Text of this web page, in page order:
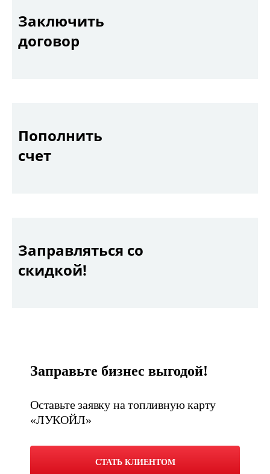
Заключить
договор
Пополнить
счет
Заправляться со
скидкой!
Заправьте бизнес выгодой!
Оставьте заявку на топливную карту
«ЛУКОЙЛ»
СТАТЬ КЛИЕНТОМ